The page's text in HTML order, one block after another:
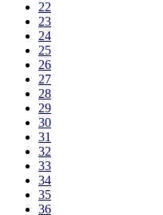
22
23
24
25
26
27
28
29
30
31
32
33
34
35
36